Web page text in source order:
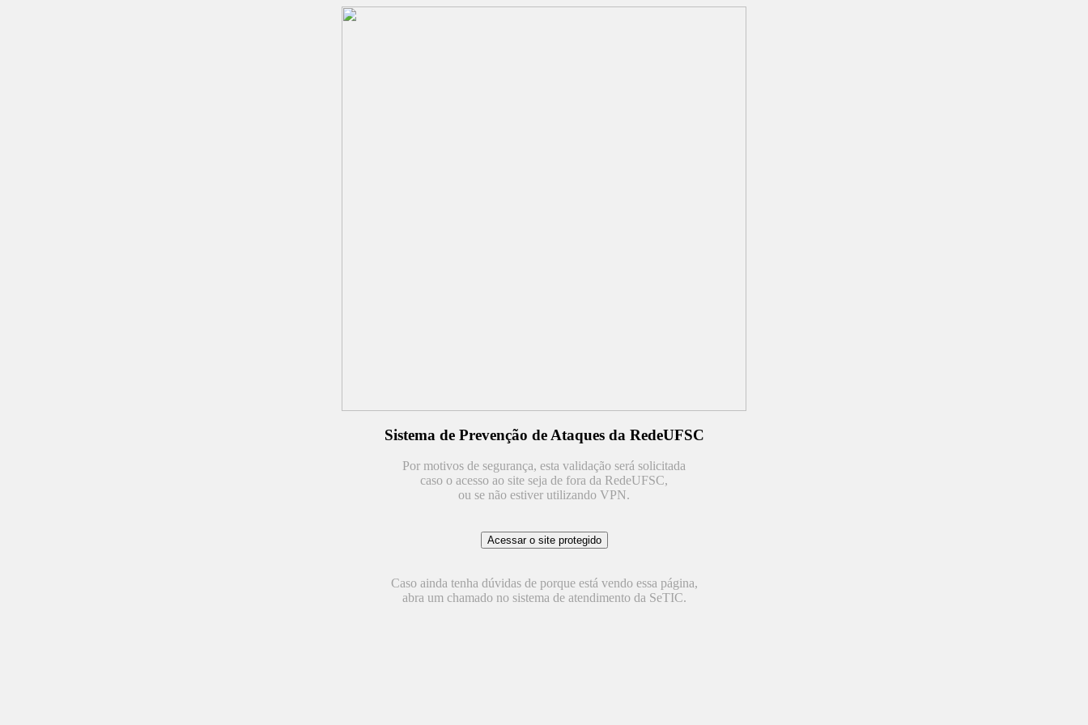
Sistema de Prevenção de Ataques da RedeUFSC
Por motivos de segurança, esta validação será solicitada
caso o acesso ao site seja de fora da RedeUFSC,
ou se não estiver utilizando VPN.
Caso ainda tenha dúvidas de porque está vendo essa página,
abra um chamado no sistema de atendimento da SeTIC.